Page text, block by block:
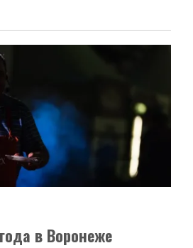
в Воронеже